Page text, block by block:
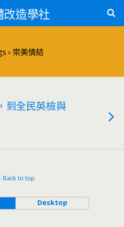
改造學社
› 崇美情結
到全民英檢與
Back to top
Desktop